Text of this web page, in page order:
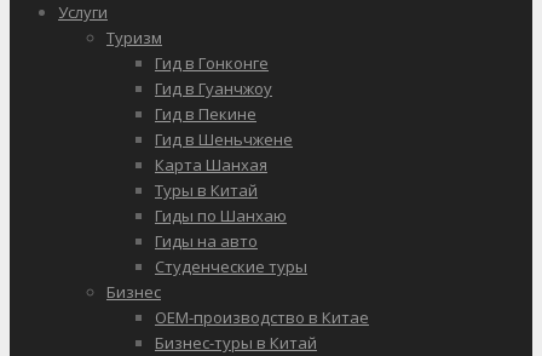
Услуги
Туризм
Гид в Гонконге
Гид в Гуанчжоу
Гид в Пекине
Гид в Шеньчжене
Карта Шанхая
Туры в Китай
Гиды по Шанхаю
Гиды на авто
Студенческие туры
Бизнес
OEM-производство в Китае
Бизнес-туры в Китай